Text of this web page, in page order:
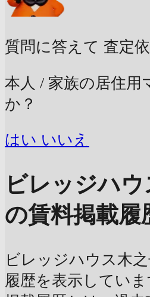
質問に答えて 査定
本人 / 家族の居住用
か？
はい いいえ
ビレッジハ
の賃料掲載履
ビレッジハウス木
履歴を表示していま